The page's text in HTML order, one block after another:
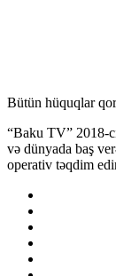
Bütün hüquqlar
“Baku TV” 2018-
və dünyada baş
operativ təqdim